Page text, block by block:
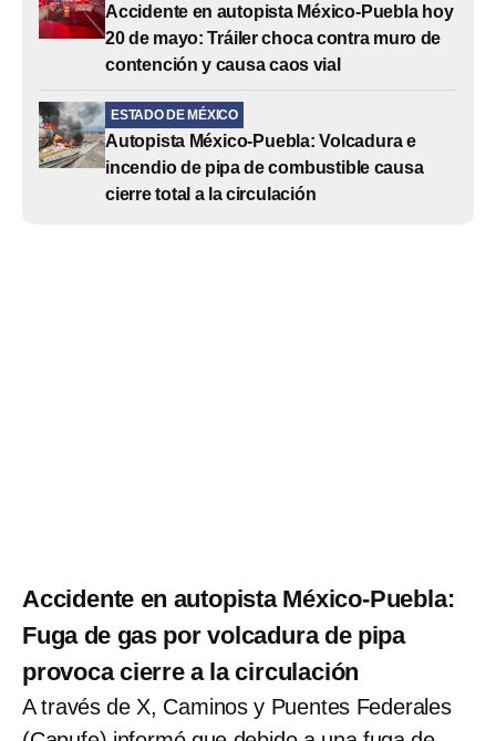
Accidente en autopista México-Puebla hoy
20 de mayo: Tráiler choca contra muro de
contención y causa caos vial
ESTADO DE MÉXICO
Autopista México-Puebla: Volcadura e
incendio de pipa de combustible causa
cierre total a la circulación
Accidente en autopista México-Puebla:
Fuga de gas por volcadura de pipa
provoca cierre a la circulación
A través de X, Caminos y Puentes Federales